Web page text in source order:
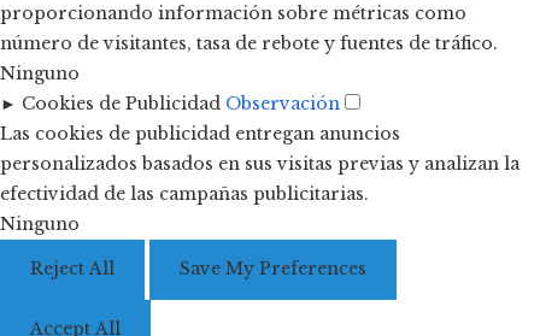
proporcionando información sobre métricas como
número de visitantes, tasa de rebote y fuentes de tráfico.
Ninguno
► Cookies de Publicidad Observación
Las cookies de publicidad entregan anuncios
personalizados basados en sus visitas previas y analizan la
efectividad de las campañas publicitarias.
Ninguno
Reject All Save My Preferences
Accept All